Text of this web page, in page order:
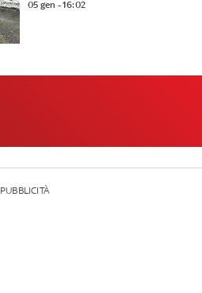
05 gen - 16:02
PUBBLICITÀ